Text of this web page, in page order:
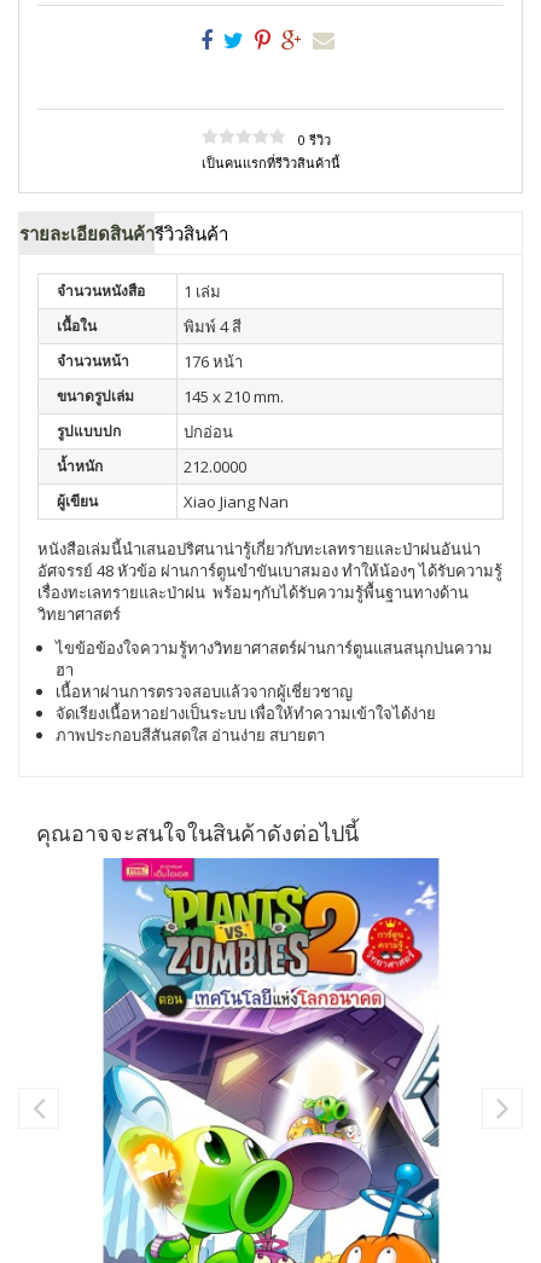
0 รีวิว
เป็นคนแรกที่รีวิวสินค้านี้
รายละเอียดสินค้ารีวิวสินค้า
จำนวนหนังสือ 1 เล่ม
เนื้อใน พิมพ์ 4 สี
จำนวนหน้า 176 หน้า
ขนาดรูปเล่ม 145 x 210 mm.
รูปแบบปก ปกอ่อน
น้ำหนัก 212.0000
ผู้เขียน Xiao Jiang Nan
หนังสือเล่มนี้นำเสนอปริศนาน่ารู้เกี่ยวกับทะเลทรายและป่าฝนอันน่า
อัศจรรย์48หัวข้อ ผ่านการ์ตูนขำขันเบาสมองทำให้น้องๆ ได้รับความรู้
เรื่องทะเลทรายและป่าฝน พร้อมๆกับได้รับความรู้พื้นฐานทางด้าน
วิทยาศาสตร์
ไขข้อข้องใจความรู้ทางวิทยาศาสตร์ผ่านการ์ตูนแสนสนุกปนความ
ฮา
เนื้อหาผ่านการตรวจสอบแล้วจากผู้เชี่ยวชาญ
จัดเรียงเนื้อหาอย่างเป็นระบบ เพื่อให้ทำความเข้าใจได้ง่าย
ภาพประกอบสีสันสดใส อ่านง่าย สบายตา
คุณอาจจะสนใจในสินค้าดังต่อไปนี้